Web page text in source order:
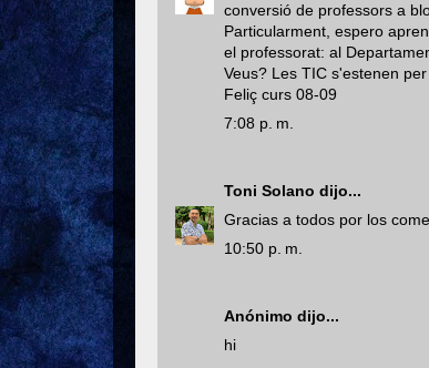
conversió de professors a
Particularment, espero
el professorat: al
Veus? Les TIC s'estenen
Feliç curs 08-09
7:08 p. m.
Toni Solano dijo...
Gracias a todos por los
10:50 p. m.
Anónimo dijo...
hi